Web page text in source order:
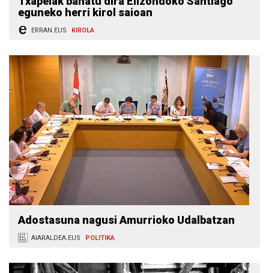
eguneko herri kirol saioan
ERRAN.EUS KIROLA
Adostasuna nagusi Amurrioko Udalbatzan
AIARALDEA.EUS POLITIKA